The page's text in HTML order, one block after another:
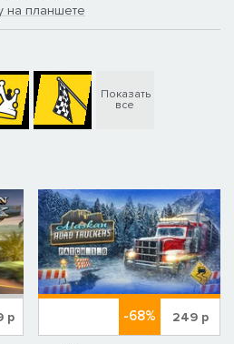
на планшете
Показать
все
р -68% 249р